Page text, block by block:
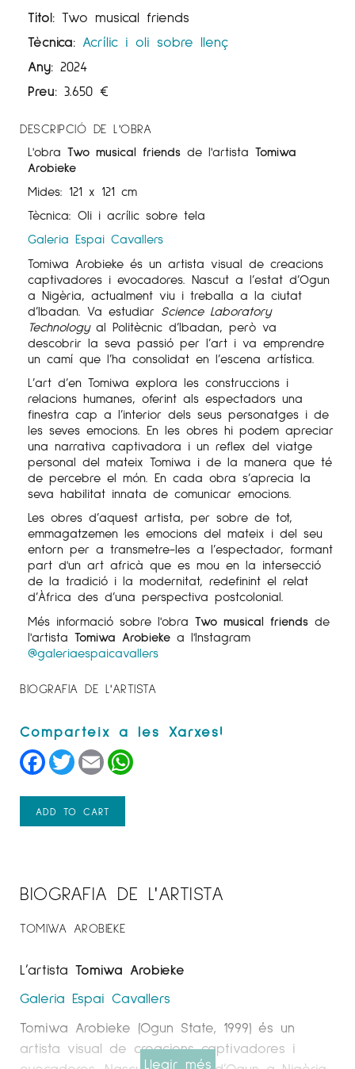
Títol: Two musical friends
Tècnica: Acrílic i oli sobre llenç
Any: 2024
Preu: 3.650 €
DESCRIPCIÓ DE L'OBRA
L'obra Two musical friends de l'artista Tomiwa
Arobieke
Mides: 121 x 121 cm
Tècnica: Oli i acrílic sobre tela
Galeria Espai Cavallers
Tomiwa Arobieke és un artista visual de creacions
captivadores i evocadores. Nascut a l’estat d’Ogun
a Nigèria, actualment viu i treballa a la ciutat
d’Ibadan. Va estudiar Science Laboratory
Technologyal Politècnic d’Ibadan, però va
descobrir la seva passió per l’art i va emprendre
un camí que l’ha consolidat en l’escena artística.
L’art d’en Tomiwa explora les construccions i
relacions humanes, oferint als espectadors una
finestra cap a l’interior dels seus personatges i de
les seves emocions. En les obres hi podem apreciar
una narrativa captivadora i un reflex del viatge
personal del mateix Tomiwa i de la manera que té
de percebre el món. En cada obra s’aprecia la
seva habilitat innata de comunicar emocions.
Les obres d’aquest artista, per sobre de tot,
emmagatzemen les emocions del mateix i del seu
entorn per a transmetre-les a l’espectador, formant
part d'un art africà que es mou en la intersecció
de la tradició i la modernitat, redefinint el relat
d’Àfrica des d’una perspectiva postcolonial.
Més informació sobre l'obra Two musical friends de
l'artista Tomiwa Arobieke a l'Instagram
@galeriaespaicavallers
BIOGRAFIA DE L'ARTISTA
Facebook
TwitterEmail
ADD TO CART
BIOGRAFIA DE L'ARTISTA
TOMIWA AROBIEKE
L’artista Tomiwa Arobieke
Galeria Espai Cavallers
Tomiwa Arobieke (Ogun State, 1999) és un
artista visual de creacions captivadores i
Llegir més